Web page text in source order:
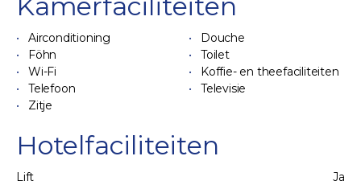
Airconditioning
Douche
Föhn
Toilet
Wi-Fi
Koffie- en theefaciliteiten
Telefoon
Televisie
Zitje
Hotelfaciliteiten
Lift
Ja